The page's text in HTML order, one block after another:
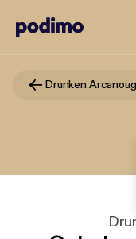
Drunken